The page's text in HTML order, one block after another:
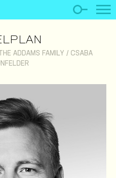
THE ADDAMS FAMILY / CSABA